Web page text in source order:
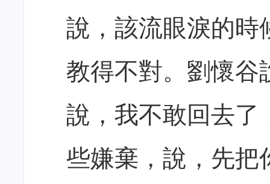
說，該流眼淚的時
教得不對。劉懷谷
說，我不敢回去了
些嫌棄，說，先把